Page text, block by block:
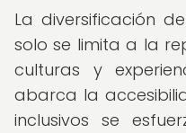
La diversificación
solo se limita a la
culturas y
abarca la
inclusivos se